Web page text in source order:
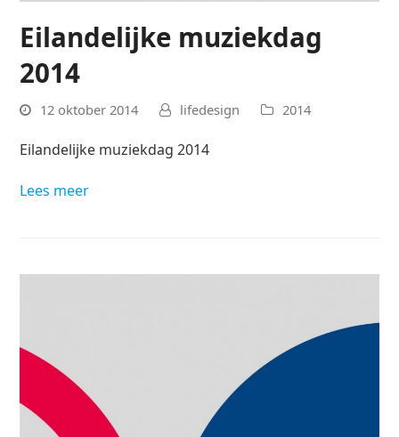
Eilandelijke muziekdag
2014
12 oktober 2014 lifedesign 2014
Eilandelijke muziekdag 2014
Lees meer